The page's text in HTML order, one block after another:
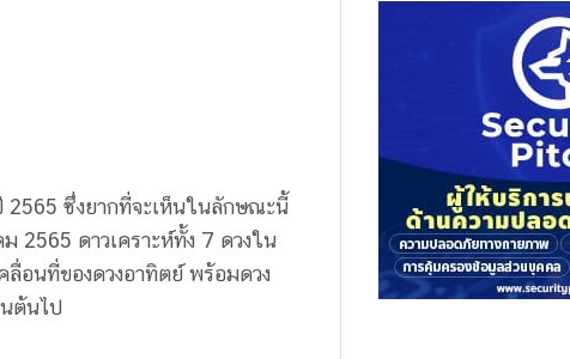
2565 ซึ่งยากที่จะเห็นในลักษณะนี้
2565 ดาวเคราะห์ทั้ง 7 ดวงใน
ลื่อนที่ของดวงอาทิตย์ พร้อมดวง
ต้นไป